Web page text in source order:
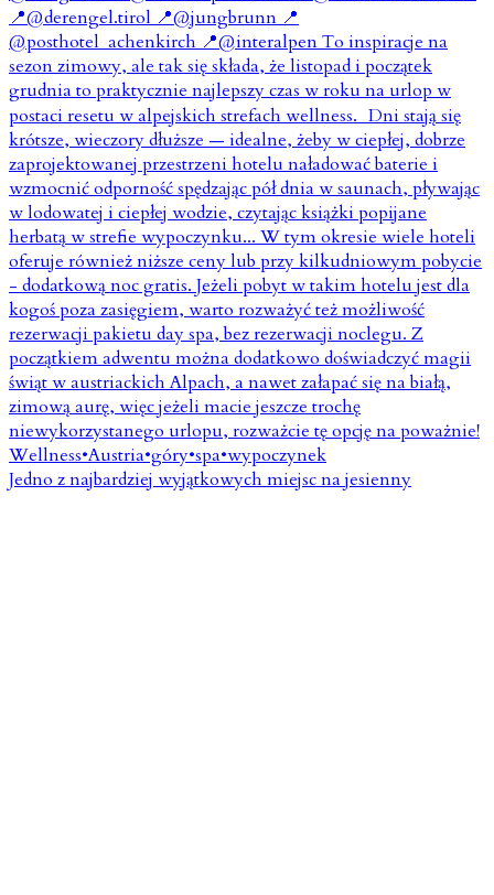
Jedno z najbardziej wyjątkowych miejsc na jesienny